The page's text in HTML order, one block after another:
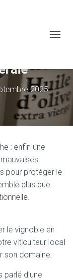
2025
: enfin une
pour protéger le
plus que
le vignoble en
viticulteur local
son domaine.
d’une